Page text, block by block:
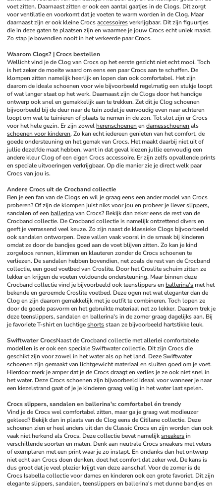
voet zitten. Daarnaast zitten er ook een aantal gaatjes in de Clogs. Dit zorgt
voor ventilatie en voorkomt dat je voeten te warm worden in de Clog. Maar
daarnaast zijn er ook kleine Crocs accessoires verkrijgbaar. Dit zijn figuurtjes
die in deze gaten te plaatsen zijn en waarmee je jouw Crocs echt uniek maakt.
Zo stap je bovendien nooit in het verkeerde paar Crocs.
Waarom Clogs? | Crocs bestellen
Wellicht vind je de Clog van Crocs op het eerste gezicht niet echt mooi. Toch
is het zeker de moeite waard om eens een paar Crocs aan te schaffen. De
klompen zitten namelijk heerlijk en lopen dan ook comfortabel. Het zijn
daarom de ideale schoenen voor wie bijvoorbeeld regelmatig een stukje loopt
of wat langer staat op het werk. Daarnaast zijn de Clogs door het handige
ontwerp ook snel en gemakkelijk aan te trekken. Zet dit je Clog schoenen
bijvoorbeeld bij de deur naar de tuin zodat je eenvoudig even naar achteren
loopt om wat te tuinieren of plaats te nemen in de zon. Tot slot zijn er Crocs
voor het hele gezin. Er zijn zowel herenschoenen en damesschoenen
schoenen voor kinderen. Zo kan echt iedereen genieten van het comfort, de
goede ondersteuning en het gemak van Crocs. Het maakt daarbij niet uit of
jullie dezelfde maat hebben, want in dat geval kiezen jullie eenvoudig een
andere kleur Clog of een eigen Crocs accessoire. Er zijn zelfs opvallende prints
en speciale uitvoeringen verkrijgbaar. Op die manier zie je direct welk paar
Crocs van jou is.
Andere Crocs uit de Crocband collectie
Ben je een fan van de Clogs en wil je graag eens een ander model van Crocs
proberen? Of zijn de klompen juist niks voor jou en probeer je liever slippers,
sandalen of een ballerina van Crocs? Bekijk dan zeker eens de rest van de
Crocband collectie. De Crocband collectie is namelijk ontzettend divers en
geeft je verrassend veel keuze. Zo zijn naast de klassieke Clogs bijvoorbeeld
ook sandalen ontworpen. Deze vallen vaak vooral in de smaak bij kinderen
omdat ze door de bandjes goed aan de voet blijven zitten. Zo kan je kind
zorgeloos rennen, klimmen en klauteren zonder de Crocs schoenen te
verliezen. De sandalen hebben bovendien, net zoals de rest van de Crocband
collectie, een goed voetbed van Croslite. Door het Croslite schuim zitten ze
lekker en krijgen de voeten voldoende ondersteuning. Maar binnen deze
Crocband collectie vind je bijvoorbeeld ook teenslippers en ballerina's met het
bekende en geroemde Croslite voetbed. Deze ogen net wat eleganter dan de
Clog en zijn daarom gemakkelijk met je outfit te combineren. Toch lopen ze
door de goede pasvorm en het gebruikte materiaal net zo lekker. Daarom trek je
deze teenslippers, sandalen en ballerina's in de zomer graag dagelijks aan. Bij
je favoriete T-shirt en luchtige shorts staan ze bijvoorbeeld hartstikke leuk.
Swiftwater CrocsNaast de Crocband collectie met allerlei comfortabele
modellen is er ook een speciale Swiftwater collectie. Dit zijn Crocs die
geschikt zijn voor zowel in het water als op het land. Deze Swiftwater
schoenen zijn gemaakt van lichtgewicht materiaal en sluiten goed om je voet.
Hierdoor merk je amper dat je de Crocs draagt en verlies je ze ook niet snel in
het water. Deze Crocs schoenen zijn bijvoorbeeld ideaal voor wanneer je naar
een kiezelstrand gaat of je je kinderen graag veilig in het water laat spelen.
Crocs slippers, sandalen en ballerina's: comfortabel én trendy
Vind je de Crocs wel comfortabel zitten, maar ga je graag wat modieuzer
gekleed? Bekijk dan in plaats van de Clog eens de Citilane collectie. Deze
schoenen zien er heel anders uit dan de Classic Crocs en zijn worden dan ook
vaak niet herkend als Crocs. Deze collectie bevat namelijk sneakers in
verschillende soorten en maten. Denk aan neutrale Crocs sneakers met veters
of exemplaren met een print waar je zo instapt. En ondanks dan het ontwerp
niet echt aan Crocs doen denken, doet het comfort dat zeker wel. De kans is
dus groot dat je veel plezier krijgt van deze aanschaf. Voor de zomer is de
Crocs Isabella collectie voor dames en kinderen ook een grote favoriet. Dit zijn
elegante slippers, sandalen, teenslippers en ballerina's met dunne bandjes en